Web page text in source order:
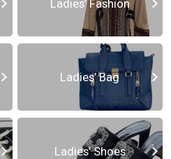
Ladies’ Fashion
Ladies’ Bag
Ladies’ Shoes